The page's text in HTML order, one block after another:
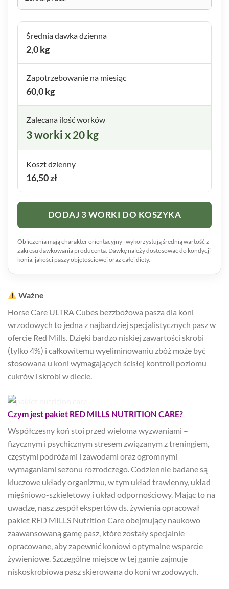
Średnia dawka dzienna
2,0kg
Zapotrzebowanie na miesiąc
60,0kg
Zalecana ilość worków
3worki x 20 kg
Koszt dzienny
16,50zł
DODAJ 3WORKI DO KOSZYKA
Obliczenia mają charakter orientacyjny i wykorzystują średnią wartość z
zakresu dawkowania producenta. Dawkę należy dostosować do kondycji
konia, jakości paszy objętościowej oraz całej diety.
Ważne
Horse Care ULTRA Cubes bezzbożowa pasza dla koni
wrzodowych to jedna z najbardziej specjalistycznych pasz w
ofercie Red Mills. Dzięki bardzo niskiej zawartości skrobi
(tylko 4%) i całkowitemu wyeliminowaniu zbóż może być
stosowana u koni wymagających ścisłej kontroli poziomu
cukrów i skrobi w diecie.
Czym jest pakiet RED MILLS NUTRITION CARE?
Współczesny koń stoi przed wieloma wyzwaniami –
fizycznym i psychicznym stresem związanym z treningiem,
częstymi podróżami i zawodami oraz ogromnymi
wymaganiami sezonu rozrodczego. Codziennie badane są
kluczowe układy organizmu, w tym układ trawienny, układ
mięśniowo-szkieletowy i układ odpornościowy. Mając to na
uwadze, nasz zespół ekspertów ds. żywienia opracował
pakiet RED MILLS Nutrition Care obejmujący naukowo
zaawansowaną gamę pasz, które zostały specjalnie
opracowane, aby zapewnić koniowi optymalne wsparcie
żywieniowe. Szczególne miejsce w tej gamie zajmuje
niskoskrobiowa pasz skierowana do koni wrzodowych.